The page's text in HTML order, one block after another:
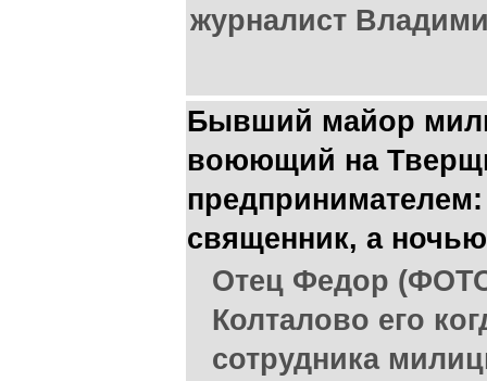
журналист
Бывший майор
воюющий на
священник, а
Отец Федор
Колталово его
сотрудника